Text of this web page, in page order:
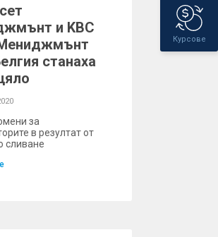
Курсове
и KBC
станаха
за
в резултат от
сливане